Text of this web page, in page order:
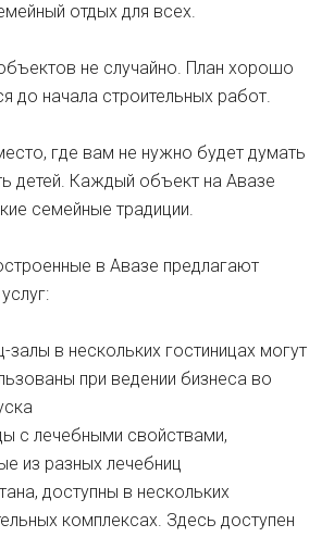
отдых для всех.
не случайно. План хорошо
до начала строительных работ.
где вам не нужно будет думать
детей. Каждый объект на Авазе
семейные традиции.
в Авазе предлагают
залы в нескольких гостиницах могут
при ведении бизнеса во
с лечебными свойствами,
из разных лечебниц
доступны в нескольких
комплексах. Здесь доступен